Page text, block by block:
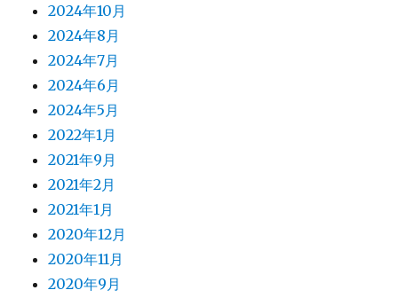
2024年10月
2024年8月
2024年7月
2024年6月
2024年5月
2022年1月
2021年9月
2021年2月
2021年1月
2020年12月
2020年11月
2020年9月